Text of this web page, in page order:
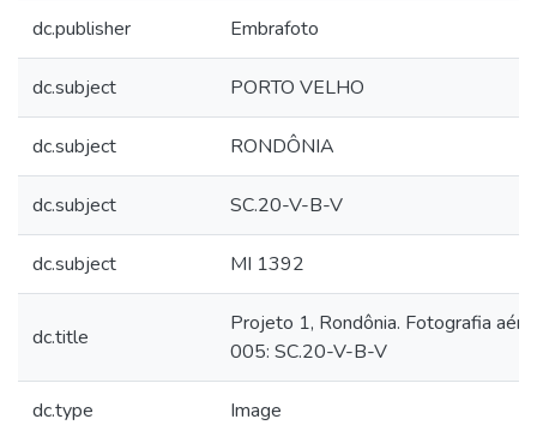
dc.publisher Embrafoto
dc.subject PORTO VELHO
dc.subject RONDÔNIA
dc.subject SC.20-V-B-V
dc.subject MI 1392
dc.title
Projeto 1, Rondônia. Fotografia
005: SC.20-V-B-V
dc.type Image